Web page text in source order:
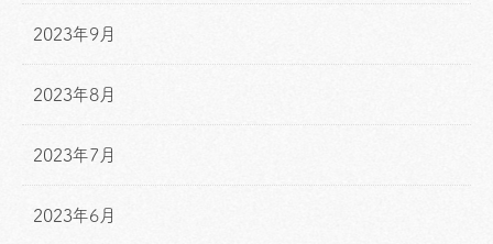
2023年9月
2023年8月
2023年7月
2023年6月